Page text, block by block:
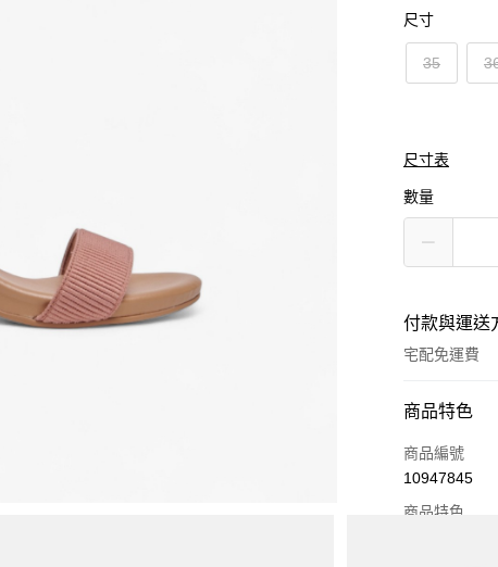
尺寸
35
尺寸表
數量
付款與運送
宅配免運費
付款方式
信用卡一次付
商品特色
商品編號
10947845
商品特色
經典不敗